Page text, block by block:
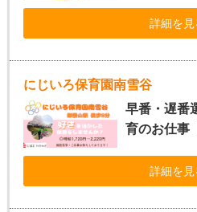
詳細を見
にじいろ保育園南雪谷
早番・遅番
育のお仕事
詳細を見